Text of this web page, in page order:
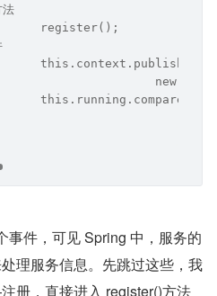
			register();
new
事件，可见 Spring 中，服务的
理服务信息。先跳过这些，我
册，直接进入 register()方法